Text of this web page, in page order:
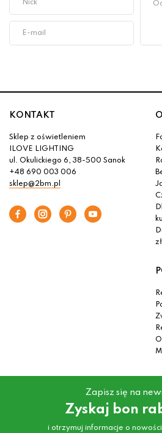
KONTAKT
Sklep z oświetleniem
ILOVE LIGHTING
ul. Okulickiego 6, 38-500 Sanok
+48 690 003 006
sklep@2bm.pl
zł
Zapisz się na
Zyskaj bon
i otrzymuj informacje o